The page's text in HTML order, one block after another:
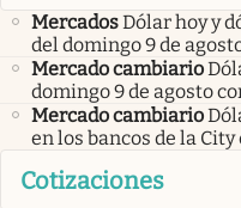
MercadosDólar hoy y
del domingo 9 de
Mercado cambiario
domingo 9 de agosto
Mercado cambiario
en los bancos de la
Cotizaciones